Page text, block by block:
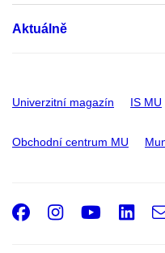
Aktuálně
Univerzitní magazín IS MU
Obchodní centrum MU
Facebook